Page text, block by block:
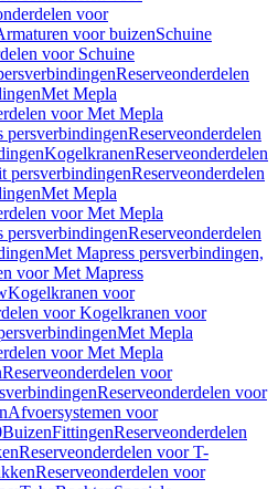
voor
voor buizenSchuine
voor Schuine
Reserveonderdelen
Met Mepla
voor Met Mepla
persverbindingenReserveonderdelen
KogelkranenReserveonderdelen
persverbindingenReserveonderdelen
Met Mepla
voor Met Mepla
persverbindingenReserveonderdelen
Met Mapress persverbindingen,
voor Met Mapress
Kogelkranen voor
voor Kogelkranen voor
Met Mepla
voor Met Mepla
Reserveonderdelen voor
Reserveonderdelen voor
Afvoersystemen voor
BuizenFittingenReserveonderdelen
Reserveonderdelen voor T-
Reserveonderdelen voor